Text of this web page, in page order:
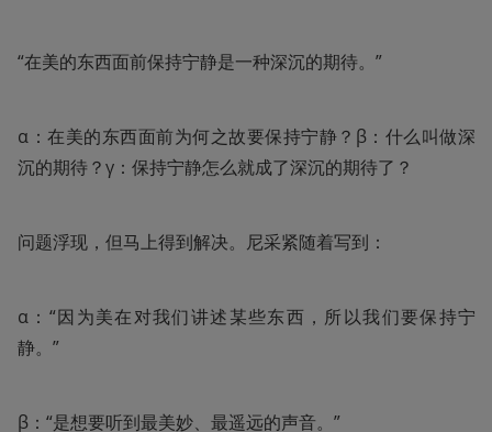
“在美的东西面前保持宁静是一种深沉的期待。”
α：在美的东西面前为何之故要保持宁静？β：什么叫做深
沉的期待？γ：保持宁静怎么就成了深沉的期待了？
问题浮现，但马上得到解决。尼采紧随着写到：
α：“因为美在对我们讲述某些东西，所以我们要保持宁
静。”
β：“是想要听到最美妙、最遥远的声音。”